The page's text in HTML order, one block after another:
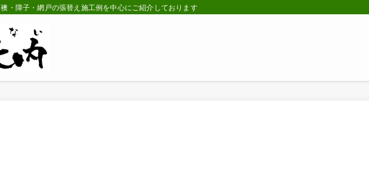
・障子・網戸の張替え施工例を中心にご紹介しております